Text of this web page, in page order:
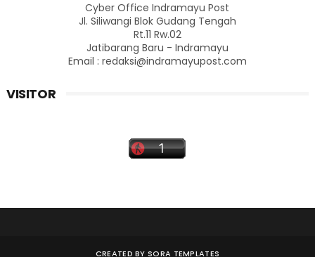
Cyber Office Indramayu Post
Jl. Siliwangi Blok Gudang Tengah
Rt.11 Rw.02
Jatibarang Baru - Indramayu
Email : redaksi@indramayupost.com
VISITOR
CREATED BYSORA TEMPLATES